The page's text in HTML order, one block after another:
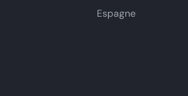
Espagne